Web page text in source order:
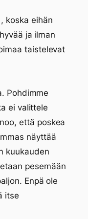
, koska eihän
ja ilman
taistelevat
Pohdimme
ei valittele
että poskea
näyttää
kuukauden
pesemään
Enpä ole
itse